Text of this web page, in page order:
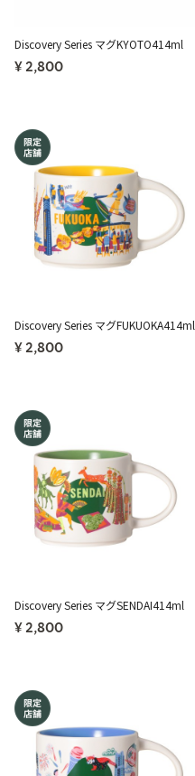
Discovery Series マグKYOTO414ml
¥ 2,800
Discovery Series マグFUKUOKA414ml
¥ 2,800
Discovery Series マグSENDAI414ml
¥ 2,800